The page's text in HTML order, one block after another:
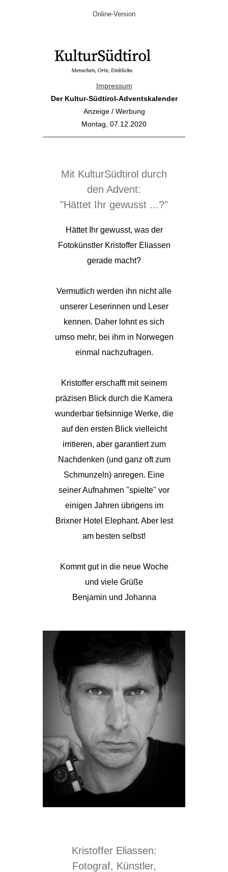
Online-Version
Impressum
Der Kultur-Südtirol-Adventskalender
Anzeige / Werbung
Montag, 07.12.2020
Mit KulturSüdtirol durch
den Advent:
"Hättet Ihr gewusst ...?"
Hättet Ihr gewusst, was der
Fotokünstler Kristoffer Eliassen
gerade macht?
Vermutlich werden ihn nicht alle
unserer Leserinnen und Leser
kennen. Daher lohnt es sich
umso mehr, bei ihm in Norwegen
einmal nachzufragen.
Kristoffer erschafft mit seinem
präzisen Blick durch die Kamera
wunderbar tiefsinnige Werke, die
auf den ersten Blick vielleicht
irritieren, aber garantiert zum
Nachdenken (und ganz oft zum
Schmunzeln) anregen. Eine
seiner Aufnahmen "spielte" vor
einigen Jahren übrigens im
Brixner Hotel Elephant. Aber lest
am besten selbst!
Kommt gut in die neue Woche
und viele Grüße
Benjamin und Johanna
Kristoffer Eliassen:
Fotograf, Künstler,